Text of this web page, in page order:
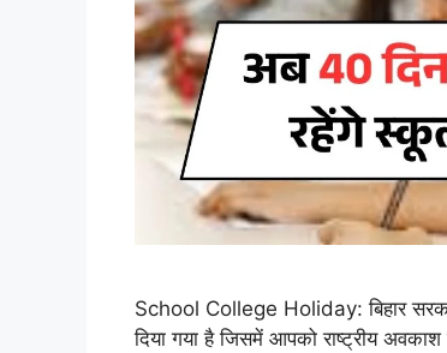
School College Holiday: बिहार
दिया गया है जिसमें आपको राष्ट्रीय